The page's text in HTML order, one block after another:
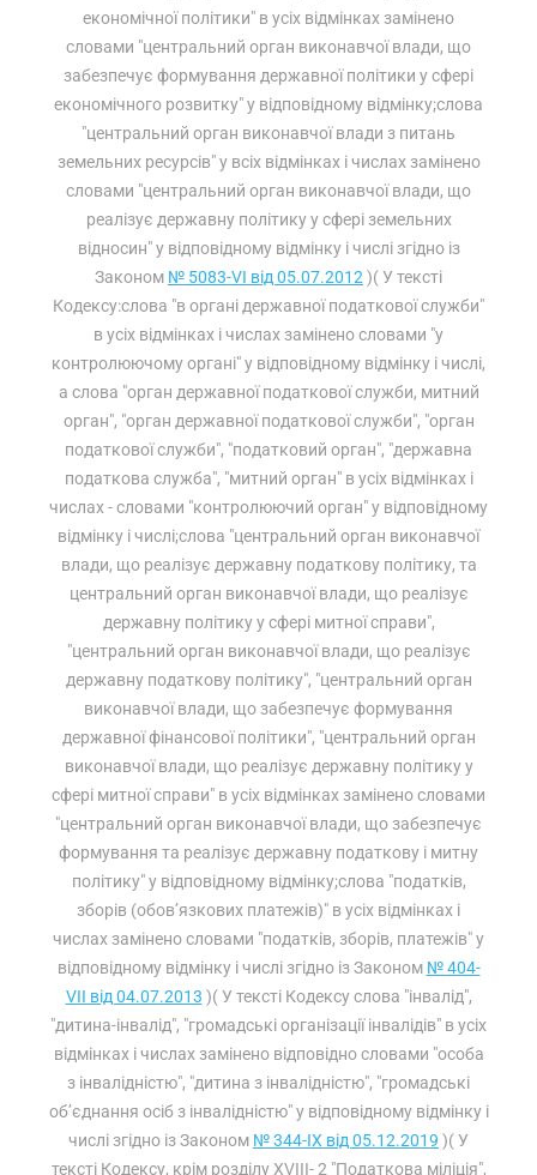
економічної політики" в усіх відмінках замінено
словами "центральний орган виконавчої влади, що
забезпечує формування державної політики у сфері
економічного розвитку" у відповідному відмінку;слова
"центральний орган виконавчої влади з питань
земельних ресурсів" у всіх відмінках і числах замінено
словами "центральний орган виконавчої влади, що
реалізує державну політику у сфері земельних
відносин" у відповідному відмінку і числі згідно із
Законом № 5083-VI від 05.07.2012 )( У тексті
Кодексу:слова "в органі державної податкової служби"
в усіх відмінках і числах замінено словами "у
контролюючому органі" у відповідному відмінку і числі,
а слова "орган державної податкової служби, митний
орган", "орган державної податкової служби", "орган
податкової служби", "податковий орган", "державна
податкова служба", "митний орган" в усіх відмінках і
числах - словами "контролюючий орган" у відповідному
відмінку і числі;слова "центральний орган виконавчої
влади, що реалізує державну податкову політику, та
центральний орган виконавчої влади, що реалізує
державну політику у сфері митної справи",
"центральний орган виконавчої влади, що реалізує
державну податкову політику", "центральний орган
виконавчої влади, що забезпечує формування
державної фінансової політики", "центральний орган
виконавчої влади, що реалізує державну політику у
сфері митної справи" в усіх відмінках замінено словами
"центральний орган виконавчої влади, що забезпечує
формування та реалізує державну податкову і митну
політику" у відповідному відмінку;слова "податків,
зборів (обов’язкових платежів)" в усіх відмінках і
числах замінено словами "податків, зборів, платежів" у
відповідному відмінку і числі згідно із Законом № 404-
VII від 04.07.2013 )( У тексті Кодексу слова "інвалід",
"дитина-інвалід", "громадські організації інвалідів" в усіх
відмінках і числах замінено відповідно словами "особа
з інвалідністю", "дитина з інвалідністю", "громадські
об’єднання осіб з інвалідністю" у відповідному відмінку і
числі згідно із Законом № 344-IX від 05.12.2019 )( У
тексті Кодексу, крім розділу XVIII- 2 "Податкова міліція",